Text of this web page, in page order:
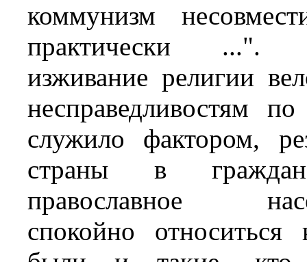
коммунизм
практически ...".
изживание религии
несправедливостям
служило фактором,
страны в
православное
спокойно